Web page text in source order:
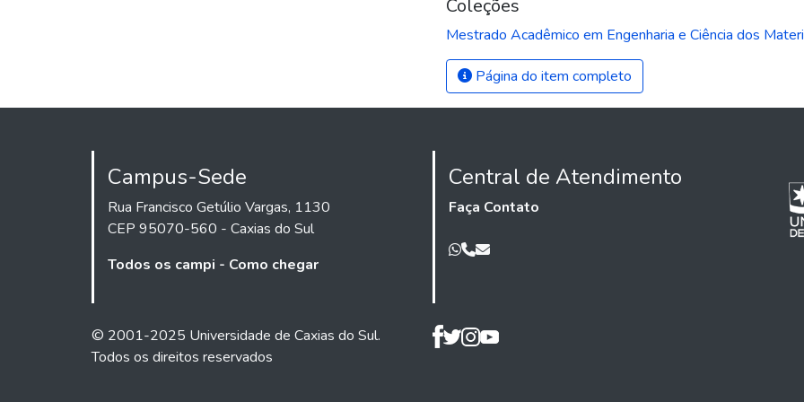
Coleções
Mestrado Acadêmico em Engenharia e Ciência dos
Página do item completo
Campus-Sede
Rua Francisco Getúlio Vargas, 1130
CEP 95070-560 - Caxias do Sul
Todos os campi - Como chegar
Central de Atendimento
Faça Contato
© 2001-2025 Universidade de Caxias do Sul.
Todos os direitos reservados